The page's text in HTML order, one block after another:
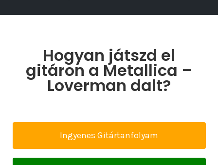
Hogyan játszd el
gitáron a Metallica –
Loverman dalt?
Ingyenes Gitártanfolyam